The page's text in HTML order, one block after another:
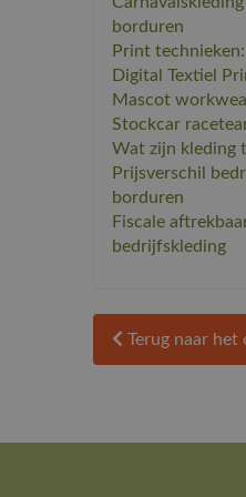
borduren
Print
Digital Textiel
Mascot
Stockcar
Wat zijn kleding
Prijsverschil
borduren
Fiscale
bedrijfskleding
Terug naar het